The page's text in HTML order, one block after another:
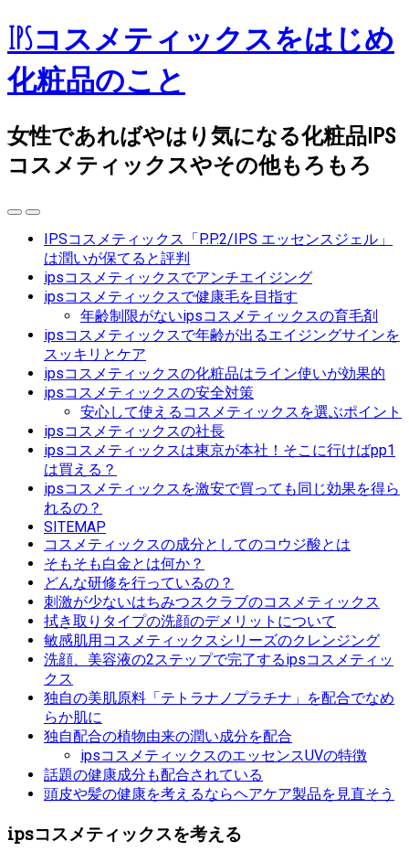
IPSコスメティックスをはじめ
化粧品のこと
女性であればやはり気になる化粧品IPS
コスメティックスやその他もろもろ
IPSコスメティックス「P.P.2/IPS エッセンスジェル」
は潤いが保てると評判
ipsコスメティックスでアンチエイジング
ipsコスメティックスで健康毛を目指す
年齢制限がないipsコスメティックスの育毛剤
ipsコスメティックスで年齢が出るエイジングサインを
スッキリとケア
ipsコスメティックスの化粧品はライン使いが効果的
ipsコスメティックスの安全対策
安心して使えるコスメティックスを選ぶポイント
ipsコスメティックスの社長
ipsコスメティックスは東京が本社！そこに行けばpp1
は買える？
ipsコスメティックスを激安で買っても同じ効果を得ら
れるの？
SITEMAP
コスメティックスの成分としてのコウジ酸とは
そもそも白金とは何か？
どんな研修を行っているの？
刺激が少ないはちみつスクラブのコスメティックス
拭き取りタイプの洗顔のデメリットについて
敏感肌用コスメティックスシリーズのクレンジング
洗顔、美容液の2ステップで完了するipsコスメティッ
クス
独自の美肌原料「テトラナノプラチナ」を配合でなめ
らか肌に
独自配合の植物由来の潤い成分を配合
ipsコスメティックスのエッセンスUVの特徴
話題の健康成分も配合されている
頭皮や髪の健康を考えるならヘアケア製品を見直そう
ipsコスメティックスを考える